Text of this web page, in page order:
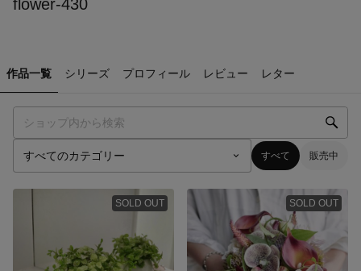
flower-430
作品一覧 シリーズ プロフィール レビュー レター
すべて 販売中
SOLD OUT SOLD OUT